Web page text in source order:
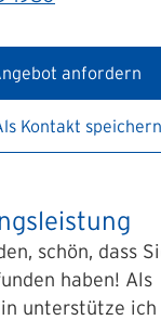
anfordern
Kontakt speichern
schön, dass
haben! Als
unterstütze ich